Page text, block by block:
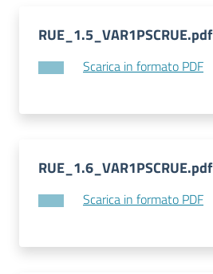
RUE_1.5_VAR1PSCRUE.pdf
Scarica in formato PDF
RUE_1.6_VAR1PSCRUE.pdf
Scarica in formato PDF